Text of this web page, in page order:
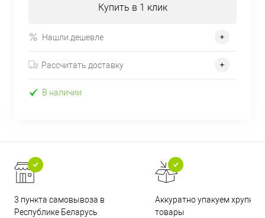
Купить в 1 клик
Нашли дешевле
Рассчитать доставку
В наличии
3 пункта самовывоза в
Республике Беларусь
Аккуратно упакуем хрупкие
товары